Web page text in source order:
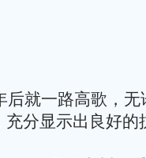
后就一路高歌，
分显示出良好的